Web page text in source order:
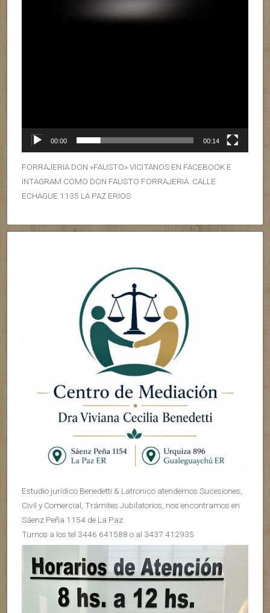
00:00 00:14
FORRAJERIA DON «FAUSTO» VICITANOS EN FACEBOOK E
INTAGRAM COMO DON FAUSTO FORRAJERIA. CALLE
ECHAGUE 1135 LA PAZ ERIOS
Estudio jurídico Benedetti & Latronico atendemos Sucesiones,
Civil y Comercial, Trámites Jubilatorios, nos encontramos en
Sáenz Peña 1154 de La Paz
Turnos a los tel 3446 641588 o al 3437 412935